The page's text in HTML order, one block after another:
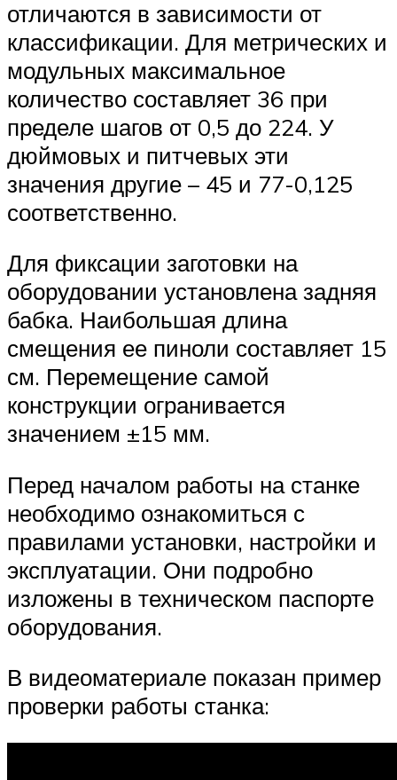
отличаются в зависимости от
классификации. Для метрических и
модульных максимальное
количество составляет 36 при
пределе шагов от 0,5 до 224. У
дюймовых и питчевых эти
значения другие – 45 и 77-0,125
соответственно.
Для фиксации заготовки на
оборудовании установлена задняя
бабка. Наибольшая длина
смещения ее пиноли составляет 15
см. Перемещение самой
конструкции огранивается
значением ±15 мм.
Перед началом работы на станке
необходимо ознакомиться с
правилами установки, настройки и
эксплуатации. Они подробно
изложены в техническом паспорте
оборудования.
В видеоматериале показан пример
проверки работы станка: